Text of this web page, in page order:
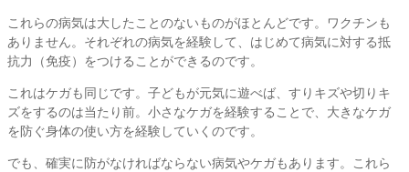
これらの病気は大したことのないものがほとんどです。ワクチンも
ありません。それぞれの病気を経験して、はじめて病気に対する抵
抗力（免疫）をつけることができるのです。
これはケガも同じです。子どもが元気に遊べば、すりキズや切りキ
ズをするのは当たり前。小さなケガを経験することで、大きなケガ
を防ぐ身体の使い方を経験していくのです。
でも、確実に防がなければならない病気やケガもあります。これら